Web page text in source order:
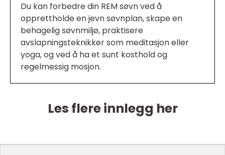
Du kan forbedre din REM søvn ved å
opprettholde en jevn søvnplan, skape en
behagelig søvnmiljø, praktisere
avslapningsteknikker som meditasjon eller
yoga, og ved å ha et sunt kosthold og
regelmessig mosjon.
Les flere innlegg her